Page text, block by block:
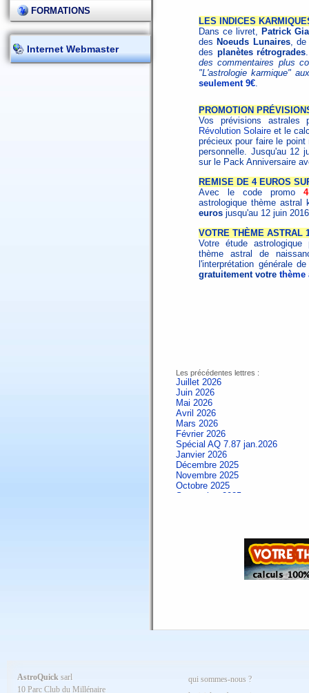
FORMATIONS
Internet Webmaster
LES INDICES
Dans ce livret, Patrick
des Noeuds Lunaires,
des planètes rétrogrades
des commentaires plus
"L'astrologie karmique"
seulement 9€.
PROMOTION
Vos prévisions astrales
Révolution Solaire et le
précieux pour faire le
personnelle. Jusqu'au 12
sur le Pack Anniversaire
REMISE DE 4 EUROS
Avec le code promo
astrologique thème
euros jusqu'au 12 juin
VOTRE THÈME ASTRAL
Votre étude astrologique
thème astral de
l'interprétation générale
gratuitement votre thème
Les précédentes lettres :
Juillet 2026
Juin 2026
Mai 2026
Avril 2026
Mars 2026
Février 2026
Spécial AQ 7.87 jan.2026
Janvier 2026
Décembre 2025
Novembre 2025
Octobre 2025
Septembre 2025
Spécial AQ 7.84 jan.2025
Septembre 2024
Avril 2024
AstroQuick sarl
10 Parc Club du Millénaire
qui sommes-nous ?